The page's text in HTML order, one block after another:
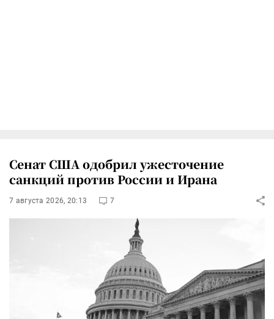
Сенат США одобрил ужесточение
санкций против России и Ирана
7 августа 2026, 20:13 7